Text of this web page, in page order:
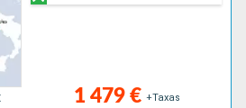
1 479 € +Taxas